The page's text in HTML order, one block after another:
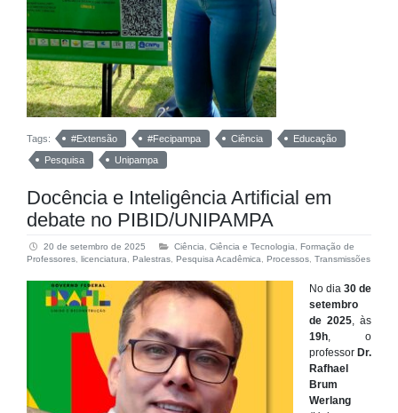
Tags: #Extensão #Fecipampa Ciência
Educação
Pesquisa
Unipampa
Docência e Inteligência Artificial em
debate no PIBID/UNIPAMPA
20 de setembro de 2025 Ciência Ciência e Tecnologia
Formação de
Professores licenciatura Palestras Pesquisa Acadêmica Processos Transmissões
No dia 30 de
setembro
de 2025, às
19h, o
professor Dr.
Rafhael
Brum
Werlang